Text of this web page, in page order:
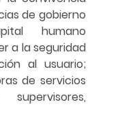
de gobierno
humano
a la seguridad
al usuario;
de servicios